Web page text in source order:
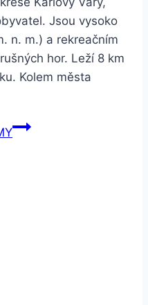
Jsou vysoko
n. m.) a rekreačním
hor. Leží 8 km
Kolem města